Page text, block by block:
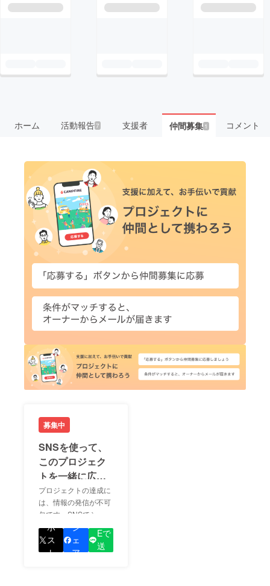
ホーム 活動報告7 支援者 仲間募集 1 コメント
募集中
SNSを使って、
このプロジェク
トを一緒に広め
ましょう！
プロジェクトの達成に
は、情報の発信が不可
欠です。SNSでシェア
をして、あなたが応援
しているプロジェクト
の良さを知ってもらい
ポ
ス
ト
シ
ェ
ア
Eで
送